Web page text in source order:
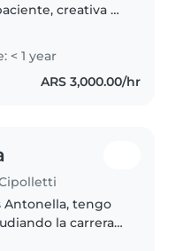
creativa y
universidad.
ayudar con tareas
< 1 year
ARS 3,000.00/hr
Antonella, tengo
la carrera